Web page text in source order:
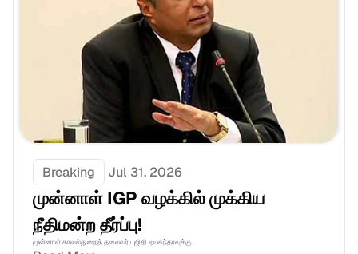
Breaking Jul 31, 2026
முன்னாள் IGP வழக்கில் முக்கிய
நீதிமன்ற தீர்ப்பு!
முன்னாள் காவல்துறைத் தலைவர் புஜிதி ஜயசுந்தரவுக்கு....